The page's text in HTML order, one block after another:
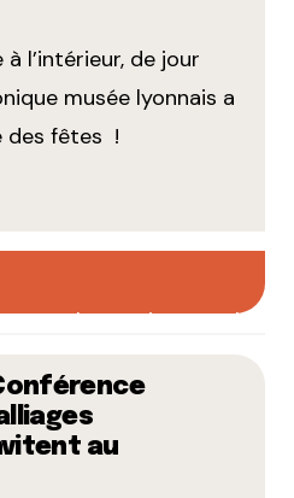
l’intérieur, de jour
musée lyonnais a
des fêtes !
pub sur CityCrunch
Conférence
au